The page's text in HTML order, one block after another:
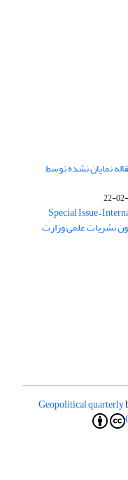
نمایان نشده توسط
Special Issue –
نشریات علمی وزارت
Geopolitical quarterly